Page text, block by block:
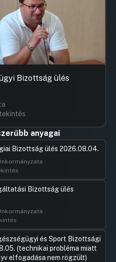
Bizottság ülés
anyagai
Bizottság ülés 2026.08.04.
Bizottság ülés
és Sport Bizottsági
(technikai probléma miatt
elfogadása nem rögzült)